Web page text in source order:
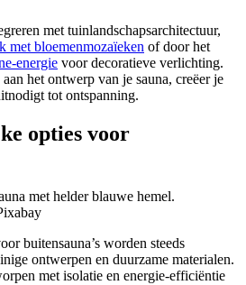
met tuinlandschapsarchitectuur,
met bloemenmozaïeken of door het
energie voor decoratieve verlichting.
het ontwerp van je sauna, creëer je
tot ontspanning.
opties voor
buitensauna’s worden steeds
ontwerpen en duurzame materialen.
met isolatie en energie-efficiëntie